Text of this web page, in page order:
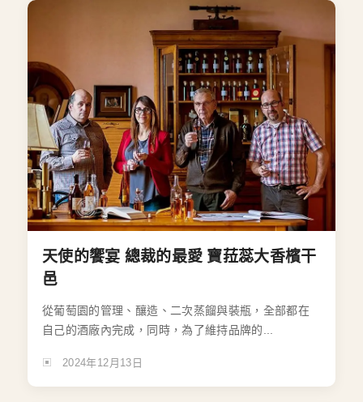
天使的饗宴 總裁的最愛 寶菈蕊大香檳干
邑
從葡萄園的管理、釀造、二次蒸餾與裝瓶，全部都在
自己的酒廠內完成，同時，為了維持品牌的...
2024年12月13日